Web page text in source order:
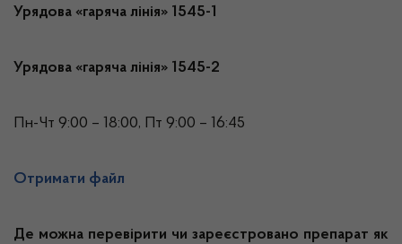
Урядова «гаряча лінія» 1545-1
Урядова «гаряча лінія» 1545-2
Пн-Чт 9:00 – 18:00, Пт 9:00 – 16:45
Отримати файл
Де можна перевірити чи зареєстровано препарат як